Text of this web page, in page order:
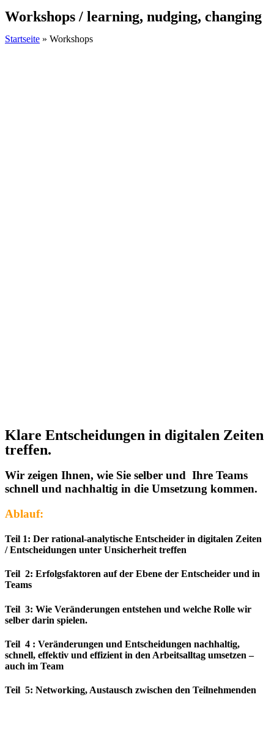
Workshops / learning, nudging, changing
Startseite » Workshops
Klare Entscheidungen in digitalen Zeiten
treffen.
Wir zeigen Ihnen, wie Sie selber und Ihre Teams
schnell und nachhaltig in die Umsetzung kommen.
Ablauf:
Teil 1: Der rational-analytische Entscheider in digitalen Zeiten
/ Entscheidungen unter Unsicherheit treffen
Teil 2: Erfolgsfaktoren auf der Ebene der Entscheider und in
Teams
Teil 3: Wie Veränderungen entstehen und welche Rolle wir
selber darin spielen.
Teil 4 : Veränderungen und Entscheidungen nachhaltig,
schnell, effektiv und effizient in den Arbeitsalltag umsetzen –
auch im Team
Teil 5: Networking, Austausch zwischen den Teilnehmenden